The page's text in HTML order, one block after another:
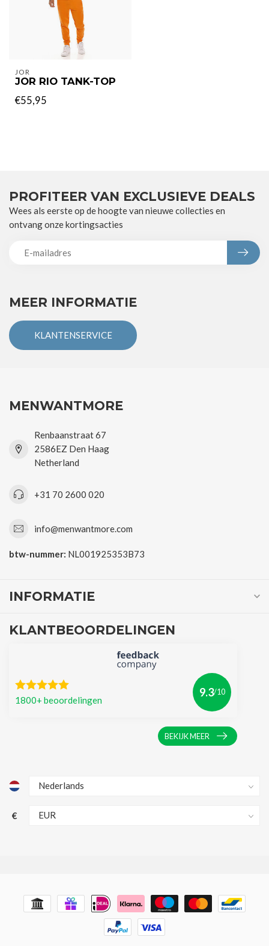
JOR
JOR RIO TANK-TOP
€55,95
MEER INFORMATIE
KLANTENSERVICE
PROFITEER VAN EXCLUSIEVE DEALS
Wees als eerste op de hoogte van nieuwe collecties en
ontvang onze kortingsacties
MENWANTMORE
Renbaanstraat 67
2586EZ Den Haag
Netherland
+31 70 2600 020
info@menwantmore.com
btw-nummer: NL001925353B73
INFORMATIE
KLANTBEOORDELINGEN
1800+ beoordelingen
9.3/10
BEKIJK MEER
€